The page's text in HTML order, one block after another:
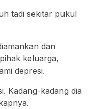
tadi sekitar pukul
dan
keluarga,
depresi.
Kadang-kadang dia